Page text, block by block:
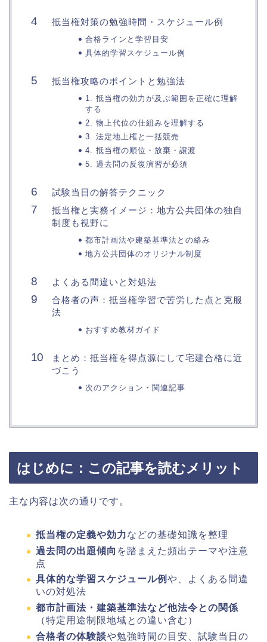
抵当権対策の勉強時間・スケジュール例
合格ラインと学習目安
具体的学習スケジュール例
抵当権攻略のポイントと勉強法
1. 抵当権の効力が及ぶ範囲を正確に理解
する
2. 物上代位の仕組みを理解する
3. 法定地上権と一括競売
4. 抵当権の順位・放棄・譲渡
5. 過去問の反復演習が必須
試験当日の解答テクニック
抵当権と実務イメージ：地方公共団体の独自
制度も視野に
都市計画法や建築基準法との絡み
地方公共団体のオリジナル制度
よくある間違いと対処法
合格者の声：抵当権学習で苦労した点と克服
法
おすすめ教材ガイド
まとめ：抵当権を得点源にして宅建合格に近
づこう
次のアクション・関連記事
はじめに：この記事を読むメリット
主な内容は次の通りです。
抵当権の定義や効力などの基礎知識を整理
過去問の出題傾向 を踏まえた頻出テーマや注意
点
具体的な学習スケジュール例 や、よくある間違
いの対処法
都市計画法・建築基準法など他法令との関係
（特定用途制限地域との違い含む）
合格者の体験談や勉強時間の目安、試験当日の